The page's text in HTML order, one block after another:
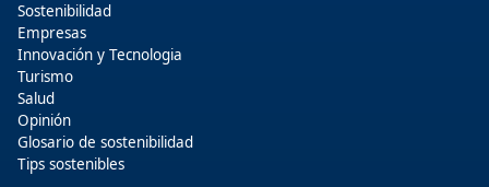
Sostenibilidad
Empresas
Innovación y Tecnologia
Turismo
Salud
Opinión
Glosario de sostenibilidad
Tips sostenibles